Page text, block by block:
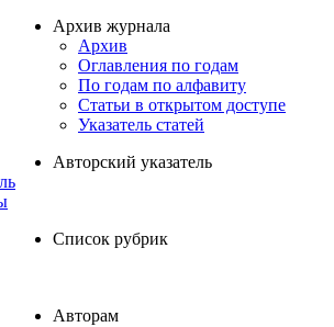
Архив журнала
Архив
Оглавления по годам
По годам по алфавиту
Статьи в открытом доступе
Указатель статей
Авторский указатель
Список рубрик
Авторам